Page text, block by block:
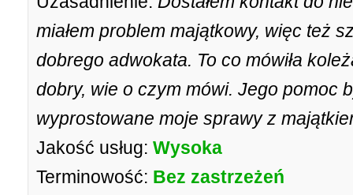
miałem problem majątkowy, więc też
dobrego adwokata. To co mówiła
dobry, wie o czym mówi. Jego pomoc
wyprostowane moje sprawy z
Jakość usług: Wysoka
Terminowość: Bez zastrzeżeń